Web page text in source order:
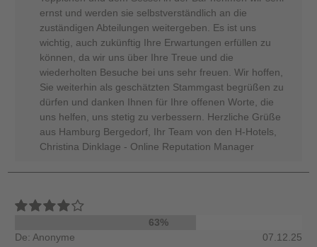
ernst und werden sie selbstverständlich an die
zuständigen Abteilungen weitergeben. Es ist uns
wichtig, auch zukünftig Ihre Erwartungen erfüllen zu
können, da wir uns über Ihre Treue und die
wiederholten Besuche bei uns sehr freuen. Wir hoffen,
Sie weiterhin als geschätzten Stammgast begrüßen zu
dürfen und danken Ihnen für Ihre offenen Worte, die
uns helfen, uns stetig zu verbessern. Herzliche Grüße
aus Hamburg Bergedorf, Ihr Team von den H-Hotels,
Christina Dinklage - Online Reputation Manager
63%
De: Anonyme
07.12.25